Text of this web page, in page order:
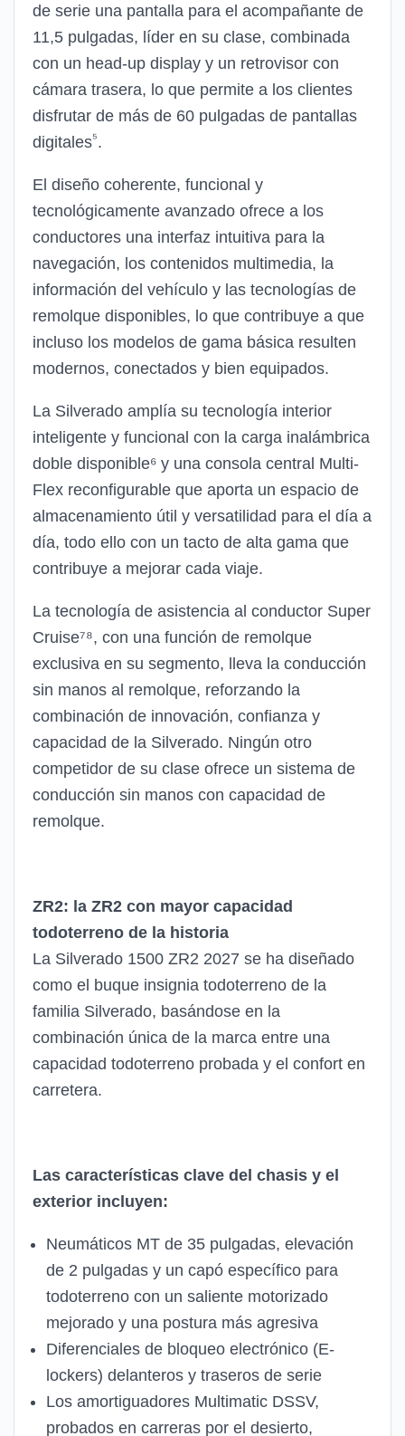
de serie una pantalla para el acompañante de
11,5 pulgadas, líder en su clase, combinada
con un head-up display y un retrovisor con
cámara trasera, lo que permite a los clientes
disfrutar de más de 60 pulgadas de pantallas
digitales⁵.
El diseño coherente, funcional y
tecnológicamente avanzado ofrece a los
conductores una interfaz intuitiva para la
navegación, los contenidos multimedia, la
información del vehículo y las tecnologías de
remolque disponibles, lo que contribuye a que
incluso los modelos de gama básica resulten
modernos, conectados y bien equipados.
La Silverado amplía su tecnología interior
inteligente y funcional con la carga inalámbrica
doble disponible⁶ y una consola central Multi-
Flex reconfigurable que aporta un espacio de
almacenamiento útil y versatilidad para el día a
día, todo ello con un tacto de alta gama que
contribuye a mejorar cada viaje.
La tecnología de asistencia al conductor Super
Cruise⁷⁸, con una función de remolque
exclusiva en su segmento, lleva la conducción
sin manos al remolque, reforzando la
combinación de innovación, confianza y
capacidad de la Silverado. Ningún otro
competidor de su clase ofrece un sistema de
conducción sin manos con capacidad de
remolque.
ZR2: la ZR2 con mayor capacidad
todoterreno de la historia
La Silverado 1500 ZR2 2027 se ha diseñado
como el buque insignia todoterreno de la
familia Silverado, basándose en la
combinación única de la marca entre una
capacidad todoterreno probada y el confort en
carretera.
Las características clave del chasis y el
exterior incluyen:
Neumáticos MT de 35 pulgadas, elevación
de 2 pulgadas y un capó específico para
todoterreno con un saliente motorizado
mejorado y una postura más agresiva
Diferenciales de bloqueo electrónico (E-
lockers) delanteros y traseros de serie
Los amortiguadores Multimatic DSSV,
probados en carreras por el desierto,